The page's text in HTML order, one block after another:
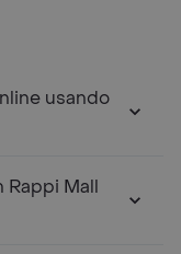
usando
Rappi Mall